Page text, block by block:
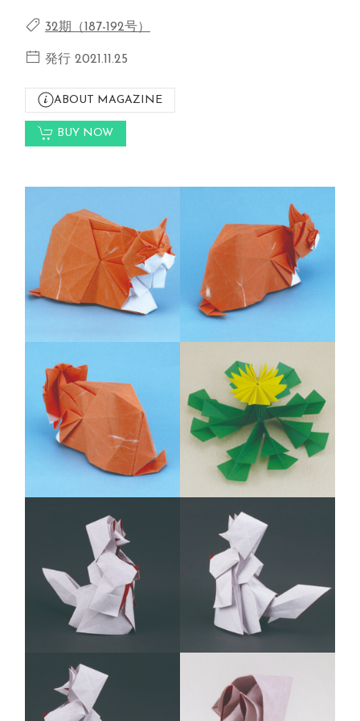
32期（187-192号）
発行 2021.11.25
ABOUT MAGAZINE
BUY NOW